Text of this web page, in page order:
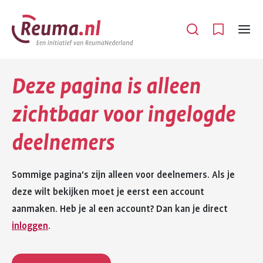
Spring
naar
hoofdinhoud
Spring
naar
footer
Open
Menu
Deze pagina is alleen
zichtbaar voor ingelogde
deelnemers
Sommige pagina's zijn alleen voor deelnemers. Als je
deze wilt bekijken moet je eerst een account
aanmaken. Heb je al een account? Dan kan je direct
inloggen.